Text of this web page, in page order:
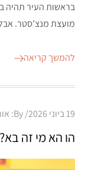
בראשות העיר תהיה
מועצת מנצ’סטר. אבל
להמשך קריאה
Posted
19 ביוני 2026 By:
הו הא מי זה בא?